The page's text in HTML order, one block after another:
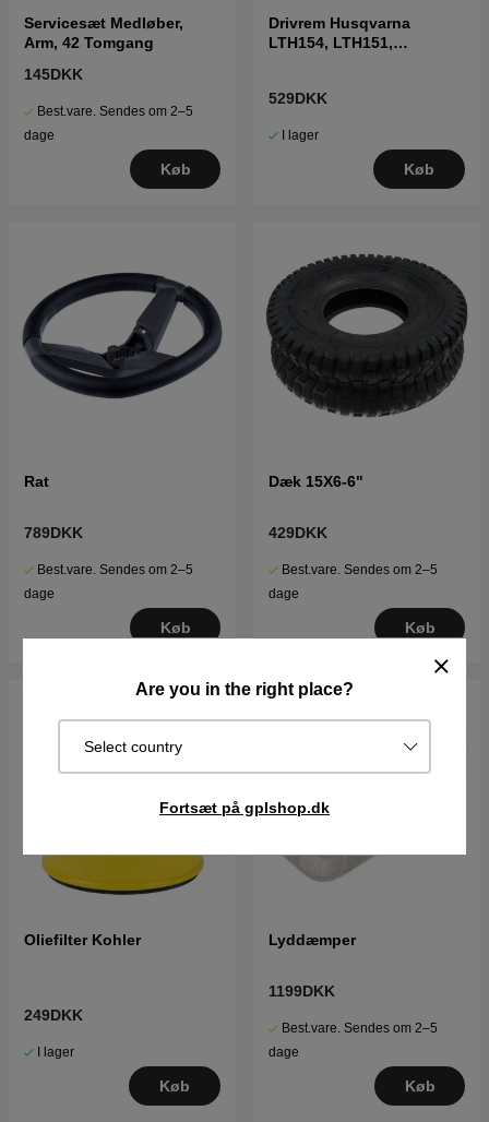
Are you in the right place?
Select country
Fortsæt på gplshop.dk
Servicesæt Medløber,
Arm, 42 Tomgang
145DKK
Best.vare. Sendes om 2–5
dage
Køb
Drivrem Husqvarna
LTH154, LTH151,
529DKK
I lager
Køb
Rat
789DKK
Best.vare. Sendes om 2–5
dage
Køb
Dæk 15X6-6"
429DKK
Best.vare. Sendes om 2–5
dage
Køb
Oliefilter Kohler
249DKK
I lager
Køb
Lyddæmper
1199DKK
Best.vare. Sendes om 2–5
dage
Køb